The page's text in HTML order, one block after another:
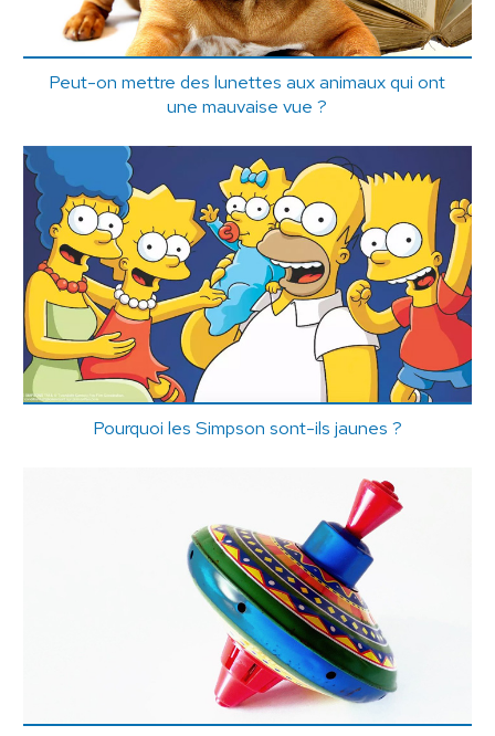
Peut-on mettre des lunettes aux animaux qui ont
une mauvaise vue ?
Pourquoi les Simpson sont-ils jaunes ?